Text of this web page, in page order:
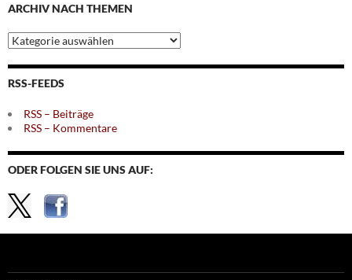
ARCHIV NACH THEMEN
Archiv
nach
Themen
RSS-FEEDS
RSS – Beiträge
RSS – Kommentare
ODER FOLGEN SIE UNS AUF: